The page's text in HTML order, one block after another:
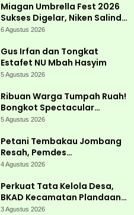
Potensi Desa
Miagan Umbrella Fest 2026
Sukses Digelar, Niken Salindry
Jadi Magnet Ribuan
6 Agustus 2026
Gus Irfan dan Tongkat
Estafet NU Mbah Hasyim
5 Agustus 2026
Ribuan Warga Tumpah Ruah!
Bongkot Spectacular
Carnival 2026 Jadi Pesta
Peterongan
5 Agustus 2026
Petani Tembakau Jombang
Resah, Pemdes
Tanjungwadung dan Disperta
4 Agustus 2026
Perkuat Tata Kelola Desa,
BKAD Kecamatan Plandaan
Gelar Pelatihan Aparatur
3 Agustus 2026